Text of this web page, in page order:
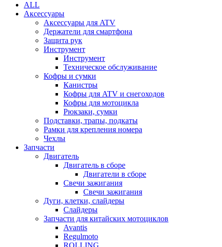
ALL
Аксессуары
Аксессуары для ATV
Держатели для смартфона
Защита рук
Инструмент
Инструмент
Техническое обслуживание
Кофры и сумки
Канистры
Кофры для ATV и снегоходов
Кофры для мотоцикла
Рюкзаки, сумки
Подставки, трапы, подкаты
Рамки для крепления номера
Чехлы
Запчасти
Двигатель
Двигатель в сборе
Двигатели в сборе
Свечи зажигания
Свечи зажигания
Дуги, клетки, слайдеры
Слайдеры
Запчасти для китайских мотоциклов
Avantis
Regulmoto
ROLLING